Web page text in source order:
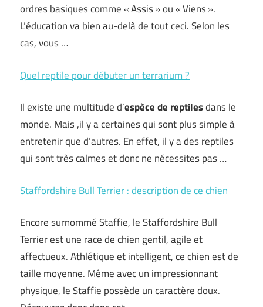
ordres basiques comme « Assis » ou « Viens ».
L’éducation va bien au-delà de tout ceci. Selon les
cas, vous …
Quel reptile pour débuter un terrarium ?
Il existe une multitude d’espèce de reptilesdans le
monde. Mais ,il y a certaines qui sont plus simple à
entretenir que d’autres. En effet, il y a des reptiles
qui sont très calmes et donc ne nécessites pas …
Staffordshire Bull Terrier : description de ce chien
Encore surnommé Staffie, le Staffordshire Bull
Terrier est une race de chien gentil, agile et
affectueux. Athlétique et intelligent, ce chien est de
taille moyenne. Même avec un impressionnant
physique, le Staffie possède un caractère doux.